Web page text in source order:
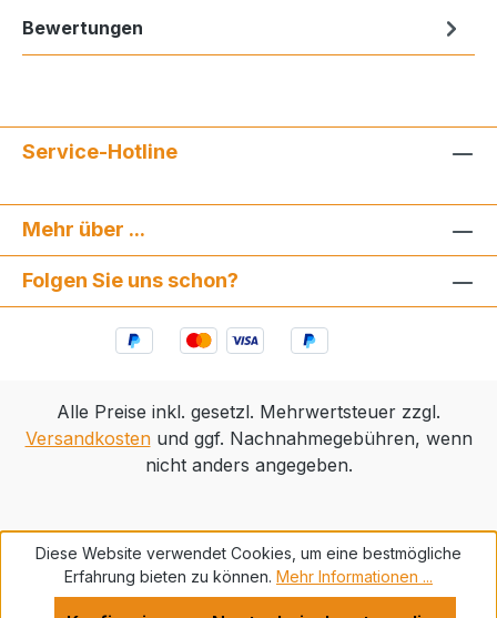
Bewertungen
Service-Hotline
Mehr über ...
Folgen Sie uns schon?
Alle Preise inkl. gesetzl. Mehrwertsteuer zzgl.
Versandkostenund ggf. Nachnahmegebühren, wenn
nicht anders angegeben.
Diese Website verwendet Cookies, um eine bestmögliche
Erfahrung bieten zu können. Mehr Informationen ...